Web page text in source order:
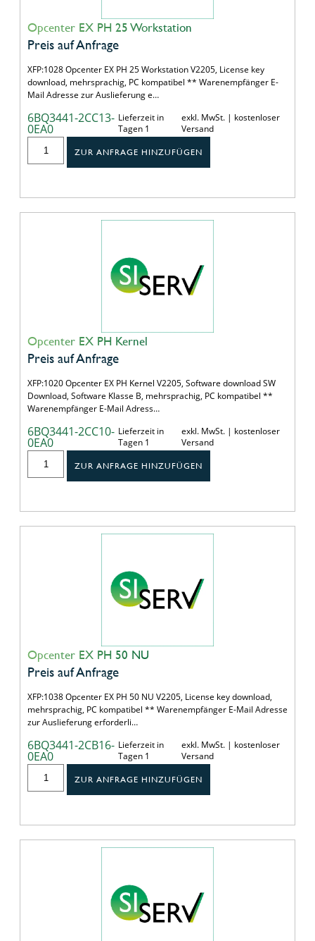
Opcenter EX PH 25 Workstation
Preis auf Anfrage
XFP:1028 Opcenter EX PH 25 Workstation V2205, License key
download, mehrsprachig, PC kompatibel ** Warenempfänger E-
Mail Adresse zur Auslieferung e…
6BQ3441-2CC13-
0EA0
Lieferzeit in
Tagen 1
exkl. MwSt. | kostenloser
Versand
ZUR ANFRAGE HINZUFÜGEN
Opcenter EX PH Kernel
Preis auf Anfrage
XFP:1020 Opcenter EX PH Kernel V2205, Software download SW
Download, Software Klasse B, mehrsprachig, PC kompatibel **
Warenempfänger E-Mail Adress…
6BQ3441-2CC10-
0EA0
Lieferzeit in
Tagen 1
exkl. MwSt. | kostenloser
Versand
ZUR ANFRAGE HINZUFÜGEN
Opcenter EX PH 50 NU
Preis auf Anfrage
XFP:1038 Opcenter EX PH 50 NU V2205, License key download,
mehrsprachig, PC kompatibel ** Warenempfänger E-Mail Adresse
zur Auslieferung erforderli…
6BQ3441-2CB16-
0EA0
Lieferzeit in
Tagen 1
exkl. MwSt. | kostenloser
Versand
ZUR ANFRAGE HINZUFÜGEN